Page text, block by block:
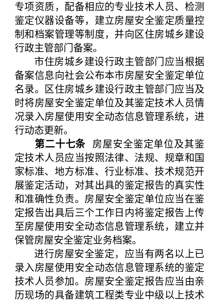
专项资质，配备相应的专业技术人员、检测
鉴定仪器设备等，建立房屋安全鉴定质量控
制和档案管理等制度，并向区住房城乡建设
行政主管部门备案。
市住房城乡建设行政主管部门应当根据
备案信息向社会公布本市房屋安全鉴定单位
名录。区住房城乡建设行政主管部门应当及
时将房屋安全鉴定单位及其鉴定技术人员情
况录入房屋使用安全动态信息管理系统，进
行动态更新。
第二十七条 房屋安全鉴定单位及其鉴
定技术人员应当按照法律、法规、规章和国
家标准、地方标准、行业标准、技术规范开
展鉴定活动，对其出具的鉴定报告的真实性
和准确性负责。房屋安全鉴定单位应当在鉴
定报告出具后三个工作日内将鉴定报告上传
至房屋使用安全动态信息管理系统，建立并
保管房屋安全鉴定业务档案。
进行房屋安全鉴定，应当有两名以上已
录入房屋使用安全动态信息管理系统的鉴定
技术人员参加。房屋安全鉴定报告应当由亲
历现场的具备建筑工程类专业中级以上技术